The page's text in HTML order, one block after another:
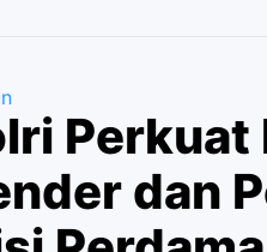
Perkuat
dan